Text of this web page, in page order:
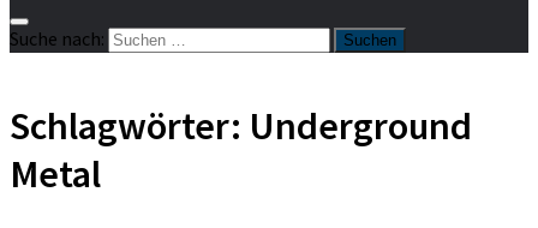
Suche nach:
Schlagwörter: Underground
Metal